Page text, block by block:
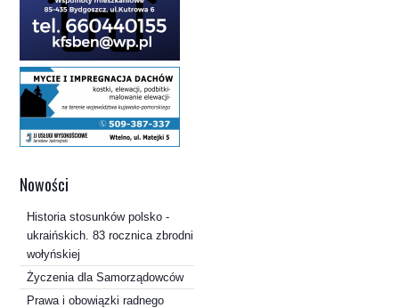
Nowości
Historia stosunków polsko -
ukraińskich. 83 rocznica zbrodni
wołyńskiej
Życzenia dla Samorządowców
Prawa i obowiązki radnego